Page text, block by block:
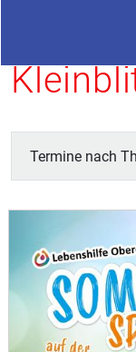
Termine nach